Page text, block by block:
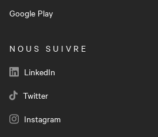
Google Play
NOUS SUIVRE
LinkedIn
Twitter
Instagram